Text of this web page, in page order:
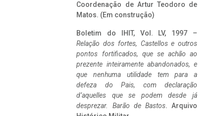
Coordenação de Artur Teodoro de
Matos. (Em construção)
Boletim do IHIT, Vol. LV, 1997 –
Relação dos fortes, Castellos e outros
pontos fortificados, que se achão ao
prezente inteiramente abandonados, e
que nenhuma utilidade tem para a
defeza do Pais, com declaração
d’aquelles que se podem desde já
desprezar. Barão de Bastos. Arquivo